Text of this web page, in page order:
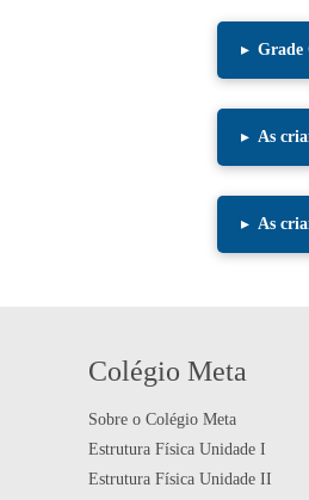
▸
▸ As
▸ As
Colégio Meta
Sobre o Colégio Meta
Estrutura Física Unidade I
Estrutura Física Unidade II